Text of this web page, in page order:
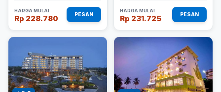
HARGA MULAI
Rp 228.780 PESAN
HARGA MULAI
Rp 231.725 PESAN